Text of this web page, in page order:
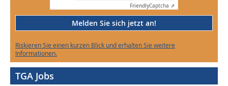
FriendlyCaptcha ⇗
Melden Sie sich jetzt an!
Riskieren Sie einen kurzen Blick und erhalten Sie weitere
Informationen.
TGA Jobs